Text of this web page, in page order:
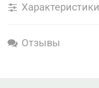
Характеристики
Отзывы